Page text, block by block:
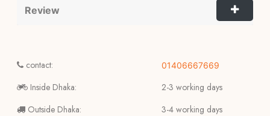
Review
contact:
Inside Dhaka:
Outside Dhaka:
01406667669
2-3 working days
3-4 working days